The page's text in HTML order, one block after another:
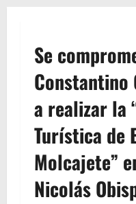
Se
Constantino
a realizar la
Turística de
Molcajete”
Nicolás